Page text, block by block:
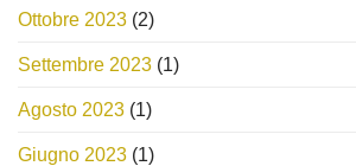
Ottobre 2023 (2)
Settembre 2023 (1)
Agosto 2023 (1)
Giugno 2023 (1)